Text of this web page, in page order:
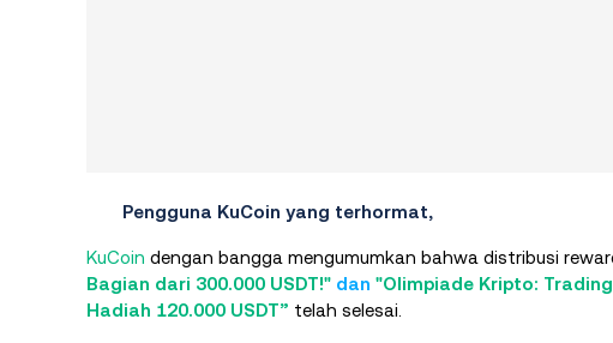
Pengguna KuCoin yang terhormat,
KuCoin dengan bangga mengumumkan bahwa distribusi
Bagian dari 300.000 USDT!" dan "Olimpiade Kripto:
Hadiah 120.000 USDT” telah selesai.